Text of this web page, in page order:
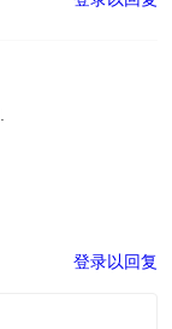
登录以回复